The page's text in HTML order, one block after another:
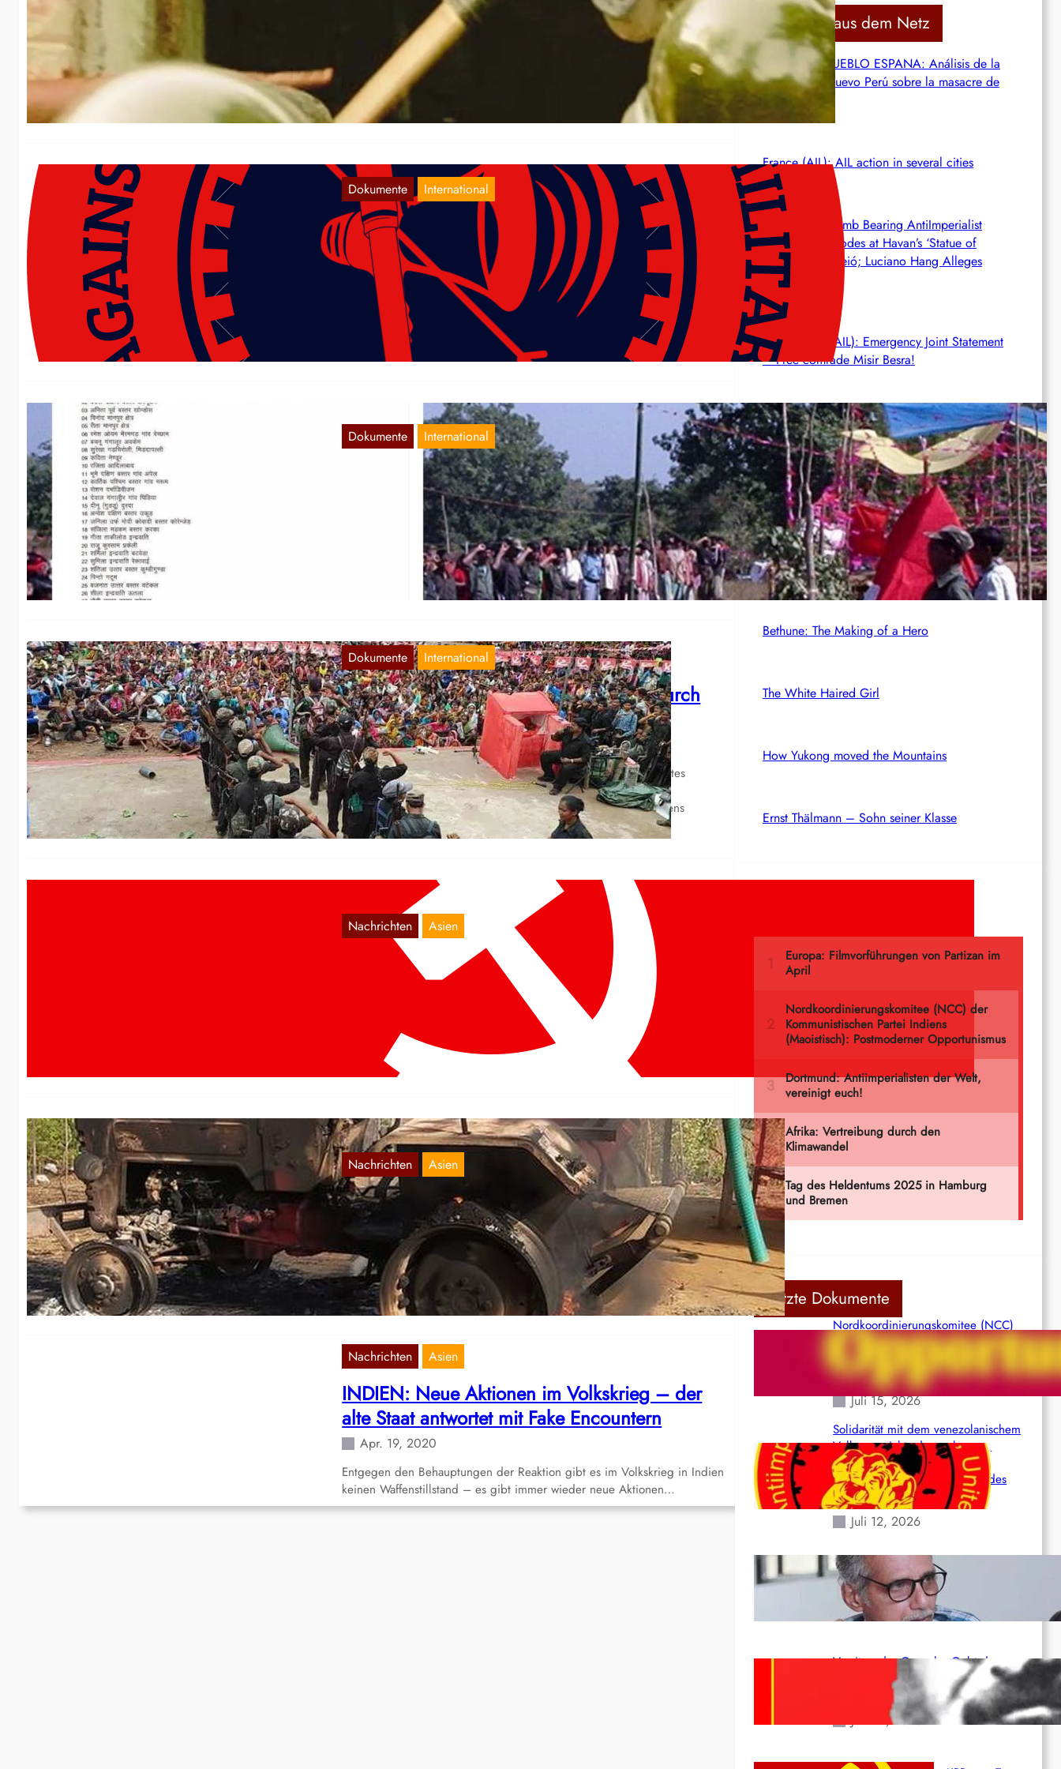
Sep. 3, 2024
19.Juli:Mitte Juli wurden im indischen Bundesstaat Chhattisgarh im Rahmen
einer anti-maoistischen Operation zwei Mitglieder einer Spezialeinheit
getötet und vier weitere…
Dokumente International
Indien: „Red-Tagging“ und Fake Encounter
gegen Adivasi-Bauern
Juli 23, 2024
Die fortschrittliche und antiimperialistische, indische Organisation
“FACAM”, Forum gegen die Korporatisierung und Militarisierung,
berichtet in einer Veröffentlichung über die Ermordung…
Dokumente International
Indien: Massaker und Fake Encounter durch
den alten indischen Staat
Apr. 23, 2024
Vor genau einer Woche am 16. April ist es im indischen Bundesstaat
Chhattisgarh im Bezirk Kankar zu einem Massaker durch…
Dokumente International
Indien: Reaktionärer Terror und Lügen durch
den alten indischen Staat
Apr. 2, 2024
13. März:Im bekannten Bijapur Bezirk des indischen Bundesstaates
Chhattisgarh kam es zwischen Mitgliedern der
Volksbefreiungsguerriliaarmee der Kommunistischen Partei Indiens
(Maoistisch)…
Nachrichten Asien
Indien: Fake Encounter in Chhattisgarh
Am 25. Juli wurde ein Dorfbewohner von Spezialkräften des alten
indischen Staates in einem fingierten Gefecht feige hingerichtet.
Nachrichten Asien
[INDIEN] VOLKSKRIEG: Kürzliche Aktionen
Juni 11, 2020
Im Folgenden wollen wir einen kurzen Überblick über die Aktionen im
Volkskrieg in Indien in den letzten Tagen geben.
Nachrichten Asien
INDIEN: Neue Aktionen im Volkskrieg – der
alte Staat antwortet mit Fake Encountern
Apr. 19, 2020
Entgegen den Behauptungen der Reaktion gibt es im Volkskrieg in Indien
keinen Waffenstillstand – es gibt immer wieder neue Aktionen…
Aktuelles aus dem Netz
SERVIR AL PUEBLO ESPANA: Análisis de la
Asociación Nuevo Perú sobre la masacre de
Ceuta
France (AIL): AIL action in several cities
Brasil (AIL): Bomb Bearing AntiImperialist
Messages Explodes at Havan’s ‘Statue of
Liberty’ in Maceió; Luciano Hang Alleges
‘Terrorism’
Netherlands (AIL): Emergency Joint Statement
– Free comrade Misir Besra!
Germany (AIL): Founding of the AIL Local
Group in Karlsruhe
Rotdenker
The Red Detachment of Women
Bethune: The Making of a Hero
The White Haired Girl
How Yukong moved the Mountains
Ernst Thälmann – Sohn seiner Klasse
Letzte Dokumente
Nordkoordinierungskomitee (NCC)
der Kommunistischen Partei Indiens
(Maoistisch): Postmoderner
Opportunismus
Juli 15, 2026
Solidarität mit dem venezolanischem
Volk angesichts der verlorenen
Leben und der katastrophalen
Situation durch die Erdbeben des
24. Juni!
Juli 12, 2026
Indien: „Die Politik der Kapitulation“
von K. Murali (Ajith)
Juli 1, 2026
Vorsitzender Gonzalo: Gebt das
Leben für die Partei und die
Revolution!
Juni 19, 2026